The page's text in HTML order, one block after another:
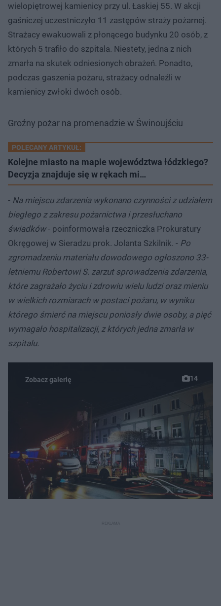
wielopiętrowej kamienicy przy ul. Łaskiej 55. W akcji
gaśniczej uczestniczyło 11 zastępów straży pożarnej.
Strażacy ewakuowali z płonącego budynku 20 osób, z
których 5 trafiło do szpitala. Niestety, jedna z nich
zmarła na skutek odniesionych obrażeń. Ponadto,
podczas gaszenia pożaru, strażacy odnaleźli w
kamienicy zwłoki dwóch osób.
Groźny pożar na promenadzie w Świnoujściu
POLECANY ARTYKUŁ:
Kolejne miasto na mapie województwa łódzkiego?
Decyzja znajduje się w rękach mi…
- Na miejscu zdarzenia wykonano czynności z udziałem
biegłego z zakresu pożarnictwa i przesłuchano
świadków- poinformowała rzeczniczka Prokuratury
Okręgowej w Sieradzu prok. Jolanta Szkilnik. - Po
zgromadzeniu materiału dowodowego ogłoszono 33-
letniemu Robertowi S. zarzut sprowadzenia zdarzenia,
które zagrażało życiu i zdrowiu wielu ludzi oraz mieniu
w wielkich rozmiarach w postaci pożaru, w wyniku
którego śmierć na miejscu poniosły dwie osoby, a pięć
wymagało hospitalizacji, z których jedna zmarła w
szpitalu.
14